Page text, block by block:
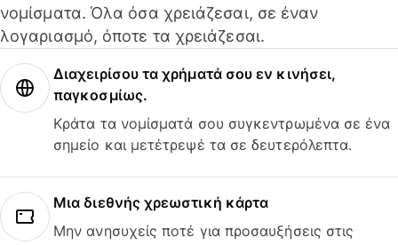
νομίσματα. Όλα όσα χρειάζεσαι, σε έναν
λογαριασμό, όποτε τα χρειάζεσαι.
Διαχειρίσου τα χρήματά σου εν κινήσει,
παγκοσμίως.
Κράτα τα νομίσματά σου συγκεντρωμένα σε ένα
σημείο και μετέτρεψέ τα σε δευτερόλεπτα.
Μια διεθνής χρεωστική κάρτα
Μην ανησυχείς ποτέ για προσαυξήσεις στις